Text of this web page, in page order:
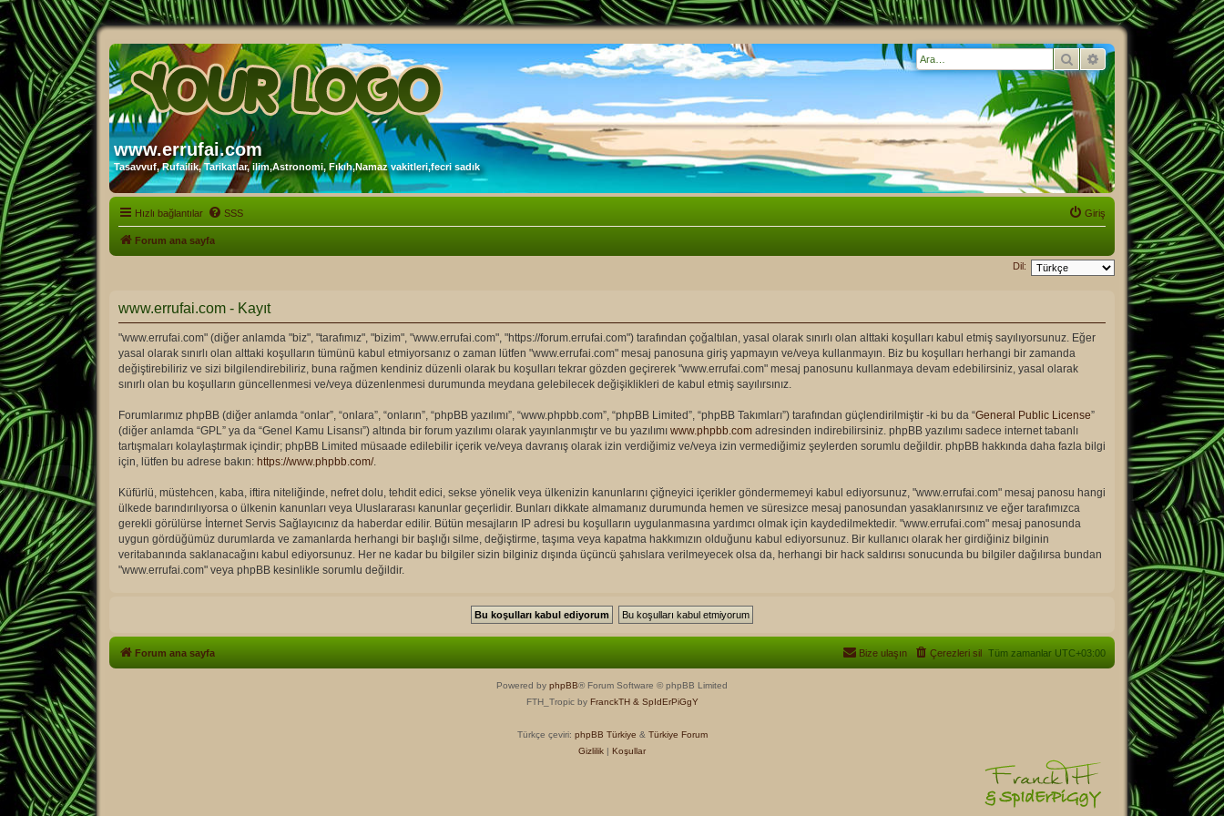
www.errufai.com
Tasavvuf, Rufailik, Tarikatlar, ilim,Astronomi, Fıkıh,Namaz vakitleri,fecri sadık
Ara Gelişmiş arama
Hızlı bağlantılar SSS Giriş
Forum ana sayfa
Dil:
www.errufai.com - Kayıt
"www.errufai.com" (diğer anlamda "biz", "tarafımız", "bizim", "www.errufai.com", "https://forum.errufai.com") tarafından çoğaltılan, yasal olarak sınırlı olan alttaki koşulları kabul etmiş sayılıyorsunuz. Eğer
yasal olarak sınırlı olan alttaki koşulların tümünü kabul etmiyorsanız o zaman lütfen "www.errufai.com" mesaj panosuna giriş yapmayın ve/veya kullanmayın. Biz bu koşulları herhangi bir zamanda
değiştirebiliriz ve sizi bilgilendirebiliriz, buna rağmen kendiniz düzenli olarak bu koşulları tekrar gözden geçirerek "www.errufai.com" mesaj panosunu kullanmaya devam edebilirsiniz, yasal olarak
sınırlı olan bu koşulların güncellenmesi ve/veya düzenlenmesi durumunda meydana gelebilecek değişiklikleri de kabul etmiş sayılırsınız.
Forumlarımız phpBB (diğer anlamda “onlar”, “onlara”, “onların”, “phpBB yazılımı”, “www.phpbb.com”, “phpBB Limited”, “phpBB Takımları”) tarafından güçlendirilmiştir -ki bu da “General Public License”
(diğer anlamda “GPL” ya da “Genel Kamu Lisansı”) altında bir forum yazılımı olarak yayınlanmıştır ve bu yazılımı www.phpbb.com adresinden indirebilirsiniz. phpBB yazılımı sadece internet tabanlı
tartışmaları kolaylaştırmak içindir; phpBB Limited müsaade edilebilir içerik ve/veya davranış olarak izin verdiğimiz ve/veya izin vermediğimiz şeylerden sorumlu değildir. phpBB hakkında daha fazla bilgi
için, lütfen bu adrese bakın: https://www.phpbb.com/.
Küfürlü, müstehcen, kaba, iftira niteliğinde, nefret dolu, tehdit edici, sekse yönelik veya ülkenizin kanunlarını çiğneyici içerikler göndermemeyi kabul ediyorsunuz, "www.errufai.com" mesaj panosu hangi
ülkede barındırılıyorsa o ülkenin kanunları veya Uluslararası kanunlar geçerlidir. Bunları dikkate almamanız durumunda hemen ve süresizce mesaj panosundan yasaklanırsınız ve eğer tarafımızca
gerekli görülürse İnternet Servis Sağlayıcınız da haberdar edilir. Bütün mesajların IP adresi bu koşulların uygulanmasına yardımcı olmak için kaydedilmektedir. "www.errufai.com" mesaj panosunda
uygun gördüğümüz durumlarda ve zamanlarda herhangi bir başlığı silme, değiştirme, taşıma veya kapatma hakkımızın olduğunu kabul ediyorsunuz. Bir kullanıcı olarak her girdiğiniz bilginin
veritabanında saklanacağını kabul ediyorsunuz. Her ne kadar bu bilgiler sizin bilginiz dışında üçüncü şahıslara verilmeyecek olsa da, herhangi bir hack saldırısı sonucunda bu bilgiler dağılırsa bundan
"www.errufai.com" veya phpBB kesinlikle sorumlu değildir.
Forum ana sayfa Tüm zamanlar UTC+03:00
Çerezleri sil
Bize ulaşın
Powered by phpBB® Forum Software © phpBB Limited
FTH_Tropic by FranckTH & SpIdErPiGgY
Türkçe çeviri: phpBB Türkiye & Türkiye Forum
Gizlilik | Koşullar